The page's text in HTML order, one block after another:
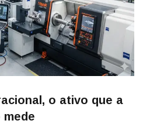
o ativo que a
mede